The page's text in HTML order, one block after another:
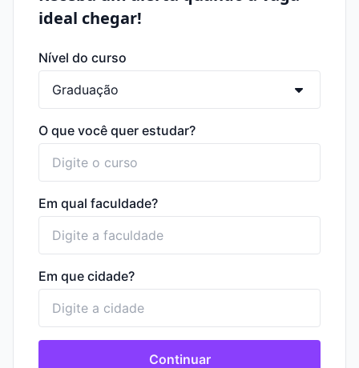
ideal chegar!
Nível do curso
O que você quer estudar?
Em qual faculdade?
Em que cidade?
Continuar